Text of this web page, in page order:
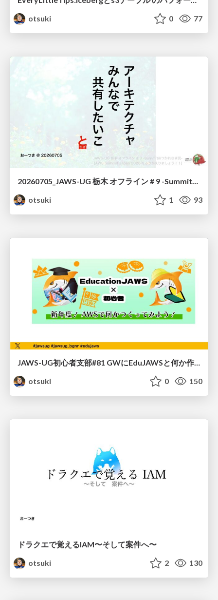
otsuki
0 77
20260705_JAWS-UG 栃木 オフライン # 9 -Summitおつかれさま回-
otsuki
1 93
JAWS-UG初心者支部#81 GWにEduJAWSと何か作ろうもくもく会！
otsuki
0 150
ドラクエで覚えるIAM〜そして案件へ〜
otsuki
2 130